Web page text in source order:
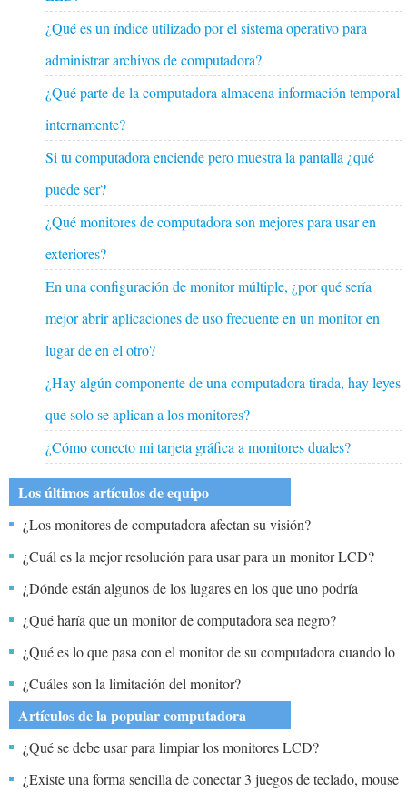
¿Qué es un índice utilizado por el sistema operativo para
administrar archivos de computadora?
¿Qué parte de la computadora almacena información temporal
internamente?
Si tu computadora enciende pero muestra la pantalla ¿qué
puede ser?
¿Qué monitores de computadora son mejores para usar en
exteriores?
En una configuración de monitor múltiple, ¿por qué sería
mejor abrir aplicaciones de uso frecuente en un monitor en
lugar de en el otro?
¿Hay algún componente de una computadora tirada, hay leyes
que solo se aplican a los monitores?
¿Cómo conecto mi tarjeta gráfica a monitores duales?
Los últimos artículos de equipo
¿Los monitores de computadora afectan su visión?
¿Cuál es la mejor resolución para usar para un monitor LCD?
¿Dónde están algunos de los lugares en los que uno podría
comprar un monitor LCD de pantalla panorámica?
¿Qué haría que un monitor de computadora sea negro?
¿Qué es lo que pasa con el monitor de su computadora cuando lo
enciende la luz verde y aunque la pantalla oscura puede ver la
imagen muy débilmente en el fondo?
¿Cuáles son la limitación del monitor?
Artículos de la popular computadora
¿Qué se debe usar para limpiar los monitores LCD?
¿Existe una forma sencilla de conectar 3 juegos de teclado, mouse